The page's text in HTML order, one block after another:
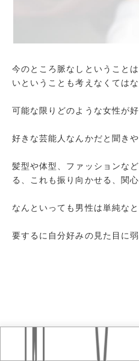
今のところ脈なしということ
いということも考えなくてはな
可能な限りどのような女性が
好きな芸能人なんかだと聞き
髪型や体型、ファッションな
る、これも振り向かせる、関
なんといっても男性は単純な
要するに自分好みの見た目に弱